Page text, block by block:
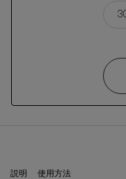
説明 使用方法